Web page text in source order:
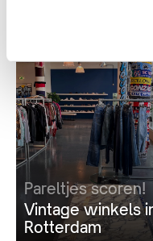
Pareltjes scoren!
Vintage winkels
Rotterdam